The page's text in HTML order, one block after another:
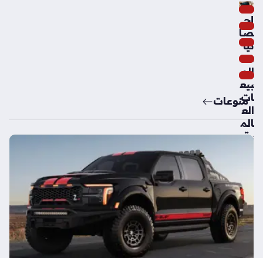
إح
صا
ئيا
ت
الم
بيع
ات
الع
الم
ية
سي
ارة
الك
منوعات